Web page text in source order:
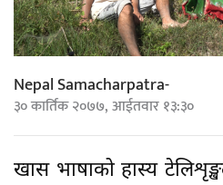
Nepal Samacharpatra-
३० कार्तिक २०७७, आईतवार १३:३०
खास भाषाको हास्य